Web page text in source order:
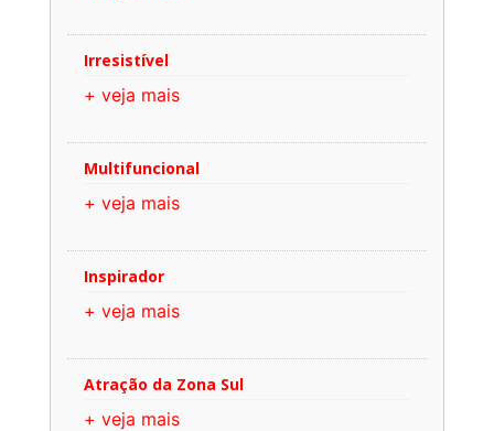
Irresistível
+ veja mais
Multifuncional
+ veja mais
Inspirador
+ veja mais
Atração da Zona Sul
+ veja mais